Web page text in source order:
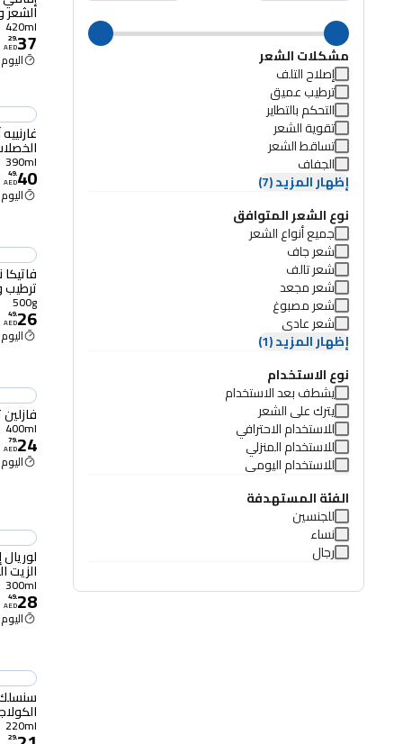
مشكلات الشعر
إصلاح التلف
ترطيب عميق
التحكم بالتطاير
تقوية الشعر
تساقط الشعر
الجفاف
إظهار المزيد (7)
نوع الشعر المتوافق
جميع أنواع الشعر
شعر جاف
شعر تالف
شعر مجعد
شعر مصبوغ
شعر عادي
إظهار المزيد (1)
نوع الاستخدام
يشطف بعد الاستخدام
يترك على الشعر
للاستخدام الاحترافي
للاستخدام المنزلي
للاستخدام اليومي
الفئة المستهدفة
للجنسين
نساء
رجال
الشعر
السوداء
420ml
37
.
29
AED
اليوم 2:30 م
الخصلات
390ml
40
.
49
AED
اليوم 2:30 م
غرام
500g
26
.
49
AED
اليوم 2:30 م
فازلين
400ml
24
.
79
AED
اليوم 2:30 م
الزيت
300ml
28
.
49
AED
اليوم 2:30 م
220ml
.
29